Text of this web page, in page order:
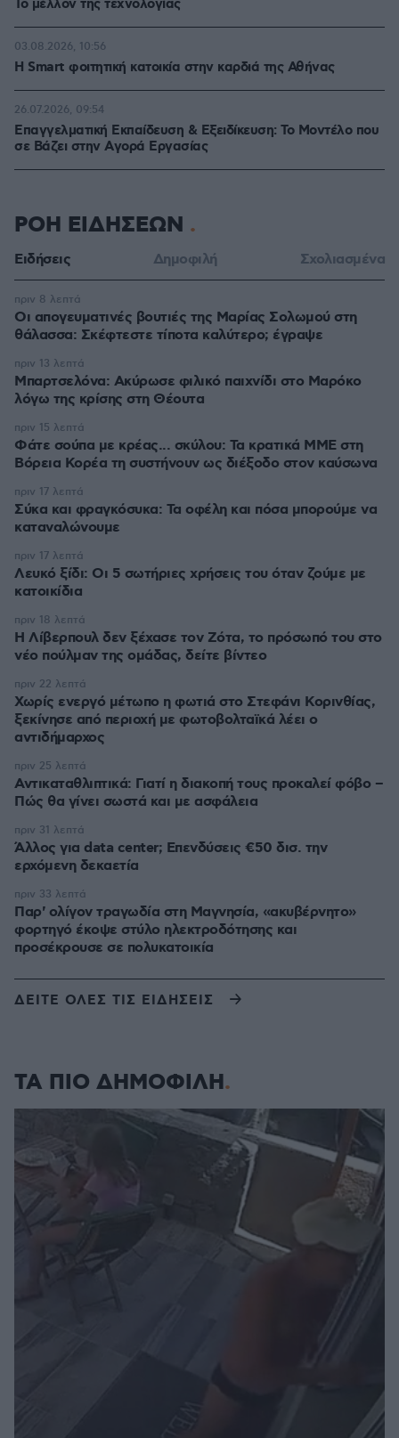
Το μέλλον της τεχνολογίας
Η Smart φοιτητική κατοικία στην καρδιά της Αθήνας
03.08.2026, 10:56
Επαγγελματική Εκπαίδευση & Εξειδίκευση: Το Mοντέλο που
σε Bάζει στην Aγορά Eργασίας
26.07.2026, 09:54
ΡΟΗ ΕΙΔΗΣΕΩΝ
Ειδήσεις Δημοφιλή Σχολιασμένα
Οι απογευματινές βουτιές της Μαρίας Σολωμού στη
θάλασσα: Σκέφτεστε τίποτα καλύτερο; έγραψε
πριν 8 λεπτά
Μπαρτσελόνα: Ακύρωσε φιλικό παιχνίδι στο Μαρόκο
λόγω της κρίσης στη Θέουτα
πριν 13 λεπτά
Φάτε σούπα με κρέας... σκύλου: Τα κρατικά ΜΜΕ στη
Βόρεια Κορέα τη συστήνουν ως διέξοδο στον καύσωνα
πριν 15 λεπτά
Σύκα και φραγκόσυκα: Τα οφέλη και πόσα μπορούμε να
καταναλώνουμε
πριν 17 λεπτά
Λευκό ξίδι: Οι 5 σωτήριες χρήσεις του όταν ζούμε με
κατοικίδια
πριν 17 λεπτά
Η Λίβερπουλ δεν ξέχασε τον Ζότα, το πρόσωπό του στο
νέο πούλμαν της ομάδας, δείτε βίντεο
πριν 18 λεπτά
Χωρίς ενεργό μέτωπο η φωτιά στο Στεφάνι Κορινθίας,
ξεκίνησε από περιοχή με φωτοβολταϊκά λέει ο
αντιδήμαρχος
πριν 22 λεπτά
Αντικαταθλιπτικά: Γιατί η διακοπή τους προκαλεί φόβο –
Πώς θα γίνει σωστά και με ασφάλεια
πριν 25 λεπτά
Άλλος για data center; Επενδύσεις €50 δισ. την
ερχόμενη δεκαετία
πριν 31 λεπτά
Παρ' ολίγον τραγωδία στη Μαγνησία, «ακυβέρνητο»
φορτηγό έκοψε στύλο ηλεκτροδότησης και
προσέκρουσε σε πολυκατοικία
πριν 33 λεπτά
ΔΕΙΤΕ ΟΛΕΣ ΤΙΣ ΕΙΔΗΣΕΙΣ
ΤΑ ΠΙΟ ΔΗΜΟΦΙΛΗ